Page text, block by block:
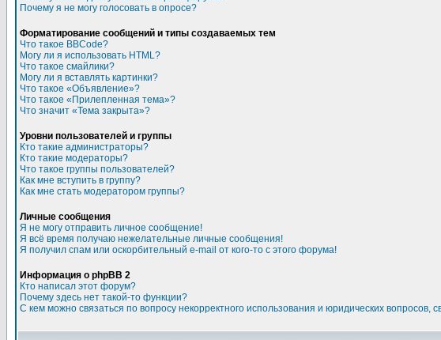
Почему я не могу голосовать в опросе?
Форматирование сообщений и типы создаваемых тем
Что такое BBCode?
Могу ли я использовать HTML?
Что такое смайлики?
Могу ли я вставлять картинки?
Что такое «Объявление»?
Что такое «Прилепленная тема»?
Что значит «Тема закрыта»?
Уровни пользователей и группы
Кто такие администраторы?
Кто такие модераторы?
Что такое группы пользователей?
Как мне вступить в группу?
Как мне стать модератором группы?
Личные сообщения
Я не могу отправить личное сообщение!
Я всё время получаю нежелательные личные сообщения!
Я получил спам или оскорбительный e-mail от кого-то с этого форума!
Информация о phpBB 2
Кто написал этот форум?
Почему здесь нет такой-то функции?
С кем можно связаться по вопросу некорректного использования и юридических вопросов,